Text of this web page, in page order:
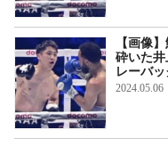
【画像
砕いた
レーバッ
2024.05.06